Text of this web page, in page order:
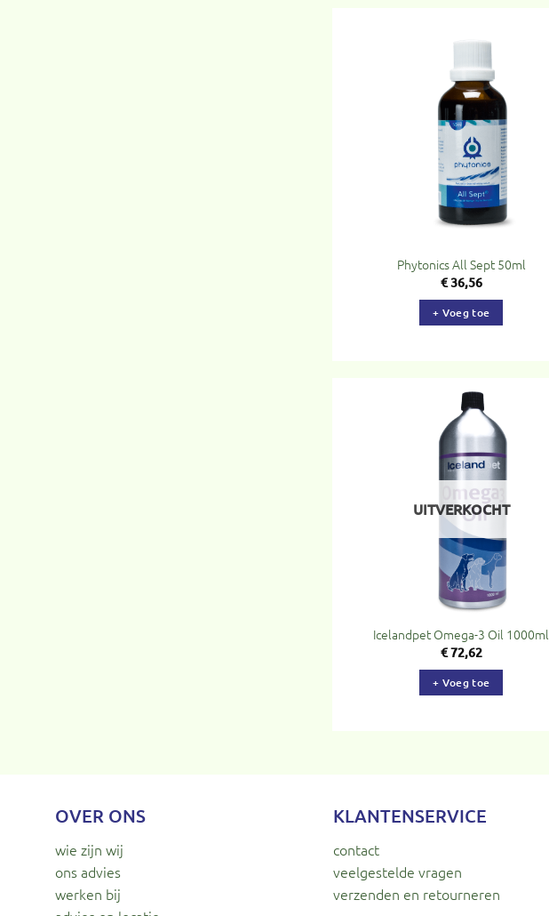
Phytonics All Sept 50ml
€36,56
+ Voeg toe
UITVERKOCHT
Icelandpet Omega-3 Oil 1000ml
€72,62
+ Voeg toe
OVER ONS
wie zijn wij
ons advies
werken bij
KLANTENSERVICE
contact
veelgestelde vragen
verzenden en retourneren